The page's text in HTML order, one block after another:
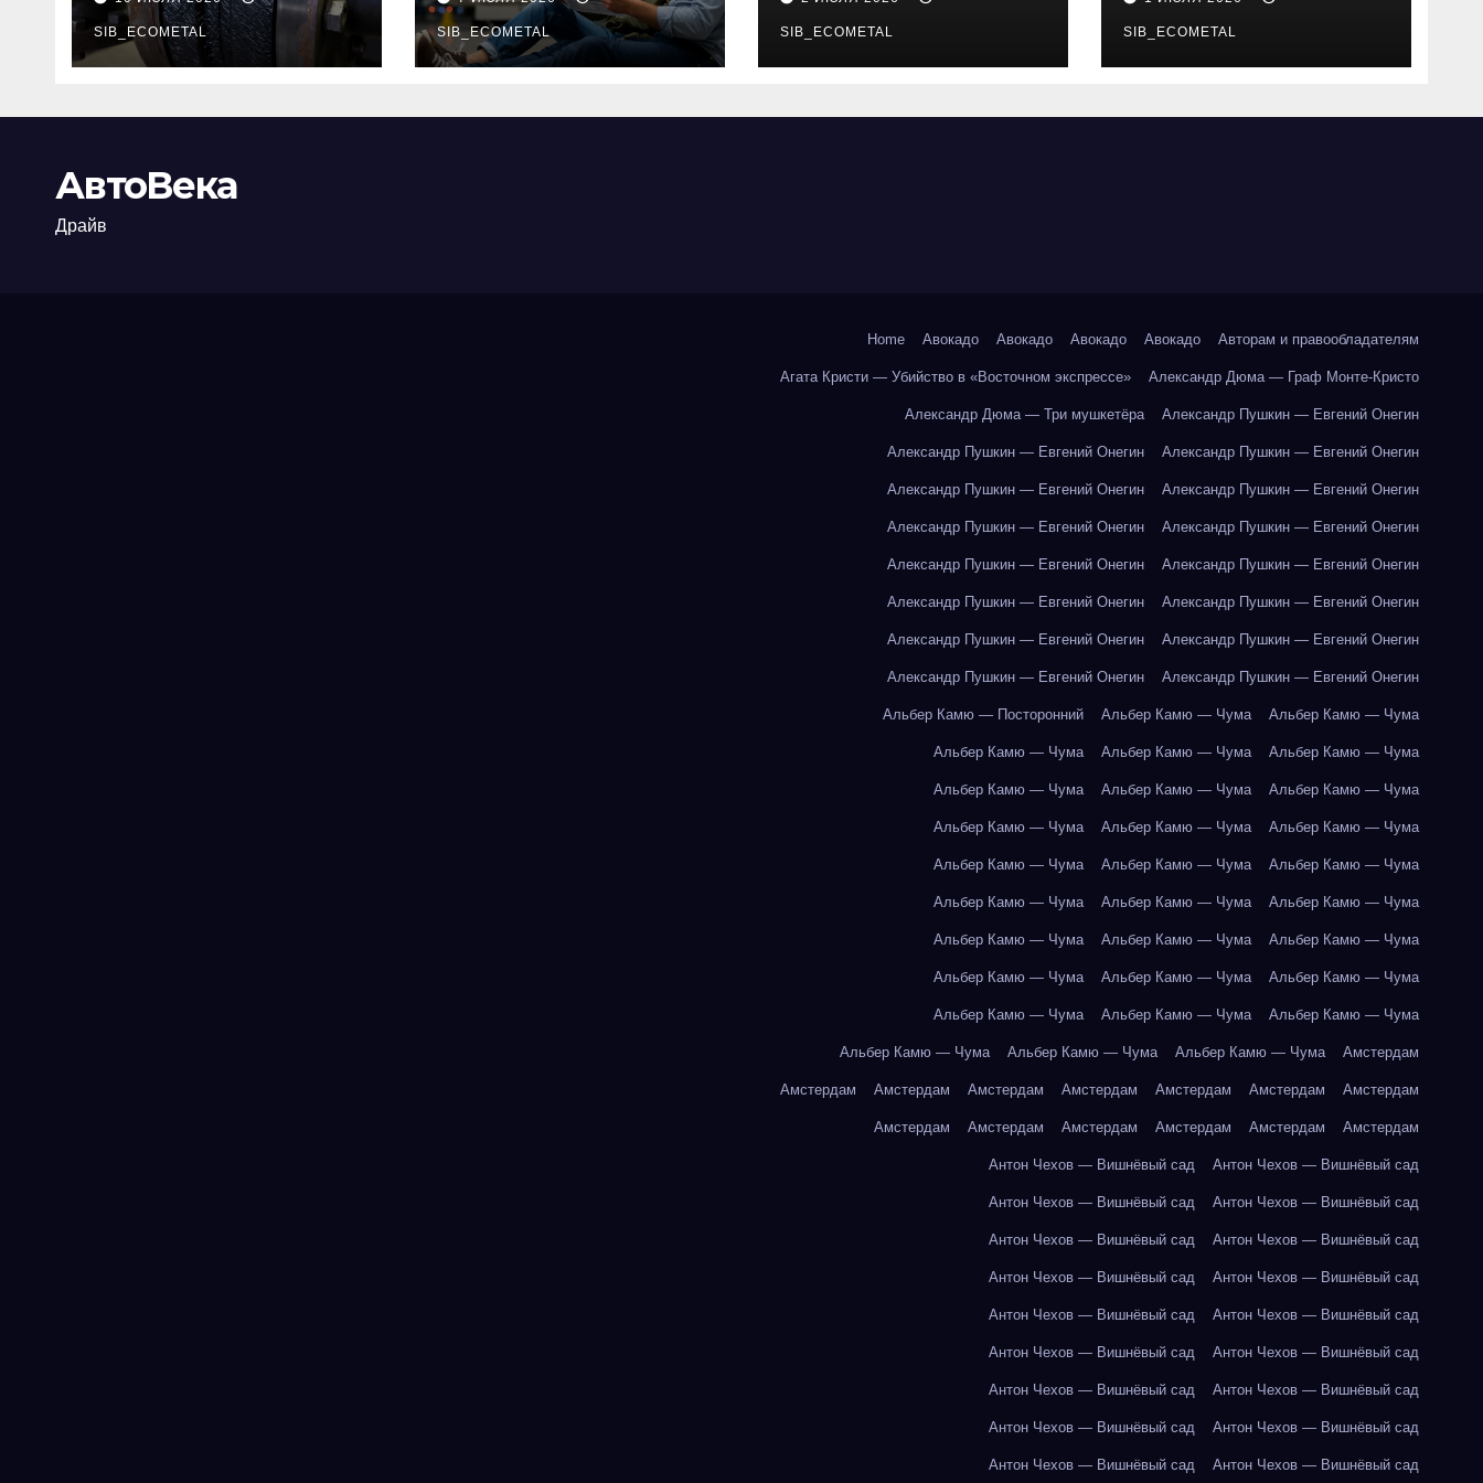
огнезащиты
фланцевых
соединений
SIB_ECOMETAL
требования и
потенциальные
риски
SIB_ECOMETAL
онлайн-курсы
SIB_ECOMETAL SIB_ECOMETAL
АвтоВека
Драйв
Home Авокадо Авокадо Авокадо Авокадо Авторам и правообладателям
Агата Кристи — Убийство в «Восточном экспрессе» Александр Дюма — Граф Монте-Кристо
Александр Дюма — Три мушкетёра Александр Пушкин — Евгений Онегин
Александр Пушкин — Евгений Онегин Александр Пушкин — Евгений Онегин
Александр Пушкин — Евгений Онегин Александр Пушкин — Евгений Онегин
Александр Пушкин — Евгений Онегин Александр Пушкин — Евгений Онегин
Александр Пушкин — Евгений Онегин Александр Пушкин — Евгений Онегин
Александр Пушкин — Евгений Онегин Александр Пушкин — Евгений Онегин
Александр Пушкин — Евгений Онегин Александр Пушкин — Евгений Онегин
Александр Пушкин — Евгений Онегин Александр Пушкин — Евгений Онегин
Альбер Камю — Посторонний Альбер Камю — Чума Альбер Камю — Чума
Альбер Камю — Чума Альбер Камю — Чума Альбер Камю — Чума
Альбер Камю — Чума Альбер Камю — Чума Альбер Камю — Чума
Альбер Камю — Чума Альбер Камю — Чума Альбер Камю — Чума
Альбер Камю — Чума Альбер Камю — Чума Альбер Камю — Чума
Альбер Камю — Чума Альбер Камю — Чума Альбер Камю — Чума
Альбер Камю — Чума Альбер Камю — Чума Альбер Камю — Чума
Альбер Камю — Чума Альбер Камю — Чума Альбер Камю — Чума
Альбер Камю — Чума Альбер Камю — Чума Альбер Камю — Чума
Альбер Камю — Чума Альбер Камю — Чума Альбер Камю — Чума Амстердам
Амстердам Амстердам Амстердам Амстердам Амстердам Амстердам Амстердам
Амстердам Амстердам Амстердам Амстердам Амстердам Амстердам
Антон Чехов — Вишнёвый сад Антон Чехов — Вишнёвый сад
Антон Чехов — Вишнёвый сад Антон Чехов — Вишнёвый сад
Антон Чехов — Вишнёвый сад Антон Чехов — Вишнёвый сад
Антон Чехов — Вишнёвый сад Антон Чехов — Вишнёвый сад
Антон Чехов — Вишнёвый сад Антон Чехов — Вишнёвый сад
Антон Чехов — Вишнёвый сад Антон Чехов — Вишнёвый сад
Антон Чехов — Вишнёвый сад Антон Чехов — Вишнёвый сад
Антон Чехов — Вишнёвый сад Антон Чехов — Вишнёвый сад
Антон Чехов — Вишнёвый сад Антон Чехов — Вишнёвый сад